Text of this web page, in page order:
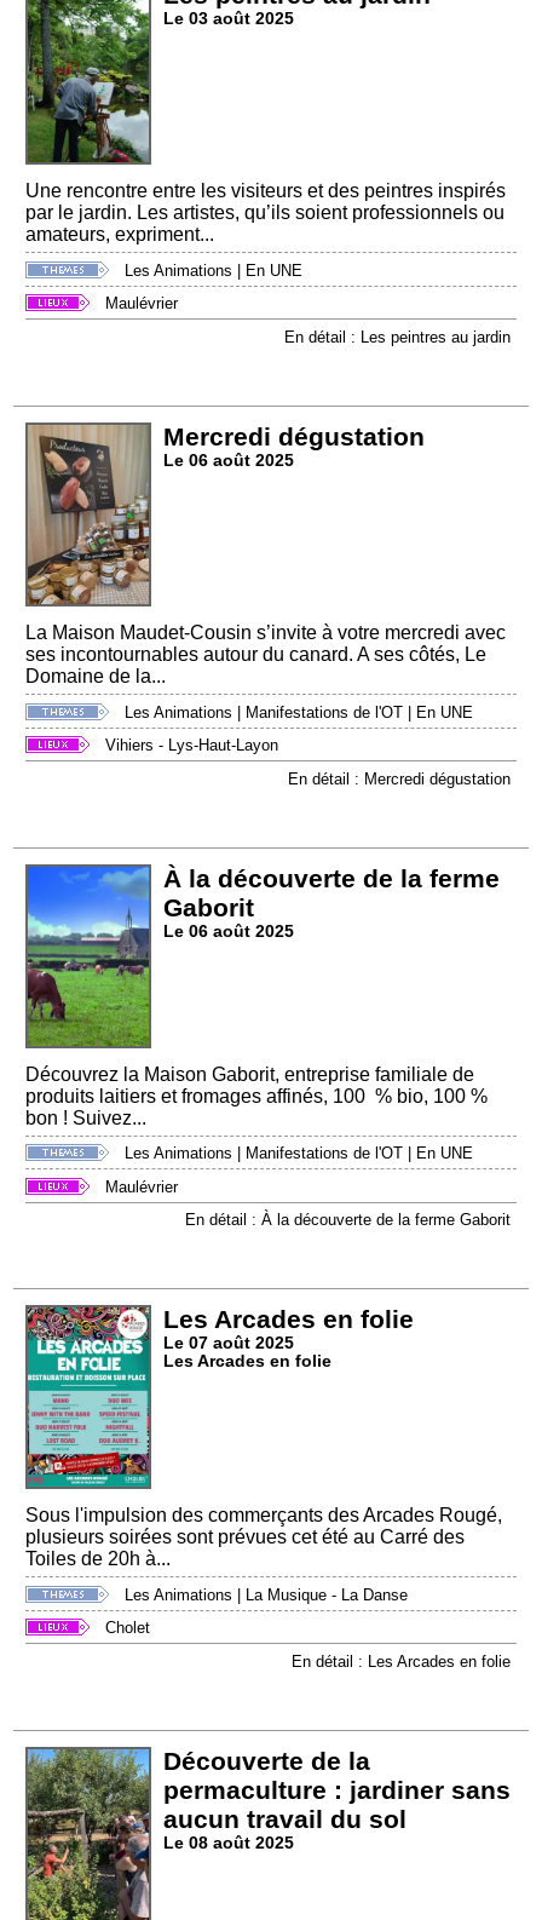
Le 03 août 2025
Une rencontre entre les visiteurs et des peintres inspirés
par le jardin. Les artistes, qu’ils soient professionnels ou
amateurs, expriment...
Les Animations
En UNE
Maulévrier
En détail : Les peintres au jardin
Mercredi dégustation
Le 06 août 2025
La Maison Maudet-Cousin s’invite à votre mercredi avec
ses incontournables autour du canard. A ses côtés, Le
Domaine de la...
Les Animations | Manifestations de l'OT | En UNE
Vihiers - Lys-Haut-Layon
En détail : Mercredi dégustation
À la découverte de la ferme
Gaborit
Le 06 août 2025
Découvrez la Maison Gaborit, entreprise familiale de
produits laitiers et fromages affinés, 100 % bio, 100 %
bon ! Suivez...
Les Animations Manifestations de l'OT
En UNE
Maulévrier
En détail : À la découverte de la ferme Gaborit
Les Arcades en folie
Le 07 août 2025
Les Arcades en folie
Sous l'impulsion des commerçants des Arcades Rougé,
plusieurs soirées sont prévues cet été au Carré des
Toiles de 20h à...
Les Animations
La Musique - La Danse
Cholet
En détail : Les Arcades en folie
Découverte de la
permaculture : jardiner sans
aucun travail du sol
Le 08 août 2025